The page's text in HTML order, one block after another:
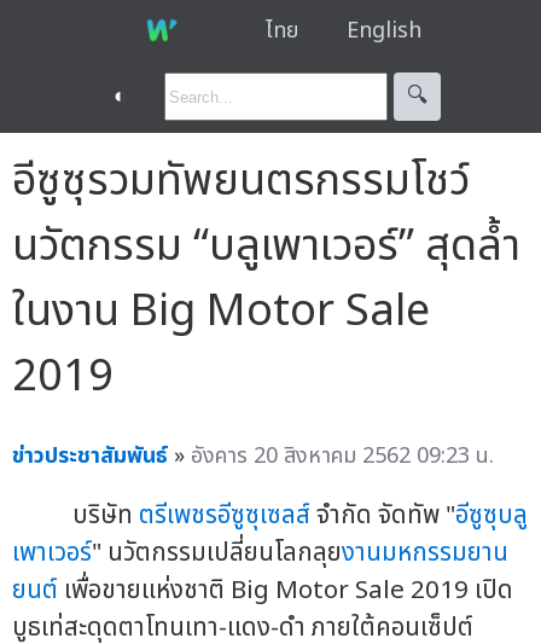
ไทย English
◐ 🔍︎
อีซูซุรวมทัพยนตรกรรมโชว์
นวัตกรรม “บลูเพาเวอร์” สุดล้ำ
ในงาน Big Motor Sale
2019
ข่าวประชาสัมพันธ์ » อังคาร 20 สิงหาคม 2562 09:23 น.
บริษัท ตรีเพชรอีซูซุเซลส์จำกัด จัดทัพ "อีซูซุบลู
เพาเวอร์" นวัตกรรมเปลี่ยนโลกลุยงานมหกรรมยาน
ยนต์ เพื่อขายแห่งชาติ Big Motor Sale 2019 เปิด
บูธเท่สะดุดตาโทนเทา-แดง-ดำ ภายใต้คอนเซ็ปต์